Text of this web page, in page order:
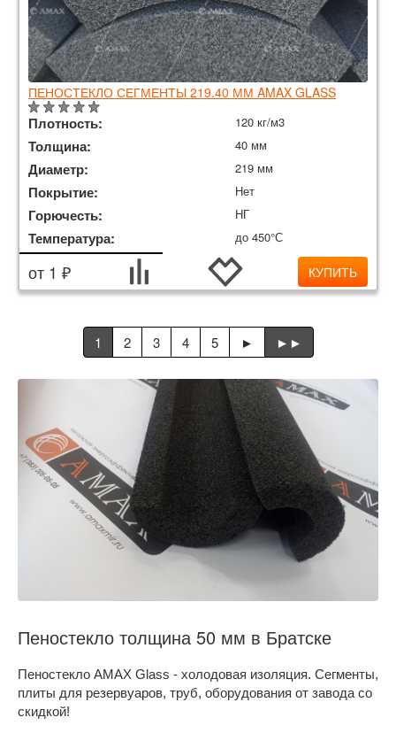
ПЕНОСТЕКЛО СЕГМЕНТЫ 219.40 ММ AMAX GLASS
Плотность: 120 кг/м3
Толщина: 40 мм
Диаметр: 219 мм
Покрытие: Нет
Горючесть: НГ
Температура: до 450°С
от 1 ₽ КУПИТЬ
1 2 3 4 5 ► ►►
Пеностекло толщина 50 мм в Братске
Пеностекло AMAX Glass - холодовая изоляция. Сегменты,
плиты для резервуаров, труб, оборудования от завода со
скидкой!